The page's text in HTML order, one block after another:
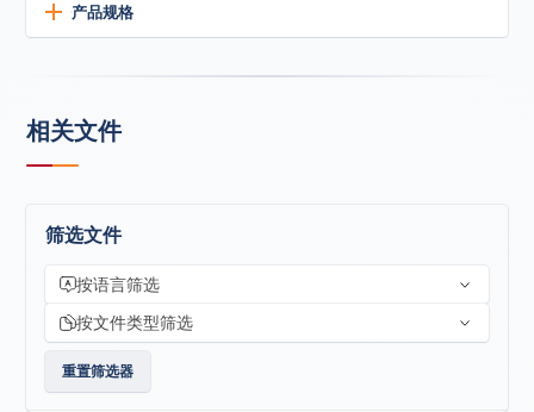
elasticity.
Movement capacity
recovery extension and compression cycling
Extended work life to allow time for placement
Primerless adhesion to many substrates and
finishes; some may require a primer
Environmentally responsible
黑色 石灰岩 浅灰色 预制白 铜质
铝灰色
产品规格
20 fl oz (591.5 ml) foil sausage packs
相关文件
筛选文件
按语言筛选
按文件类型筛选
重置筛选器